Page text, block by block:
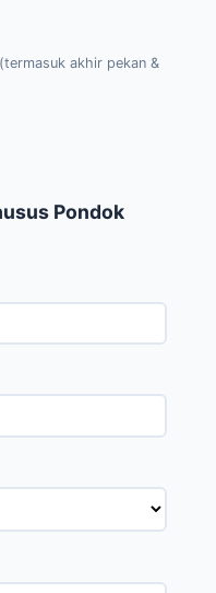
(termasuk akhir pekan &
Pondok